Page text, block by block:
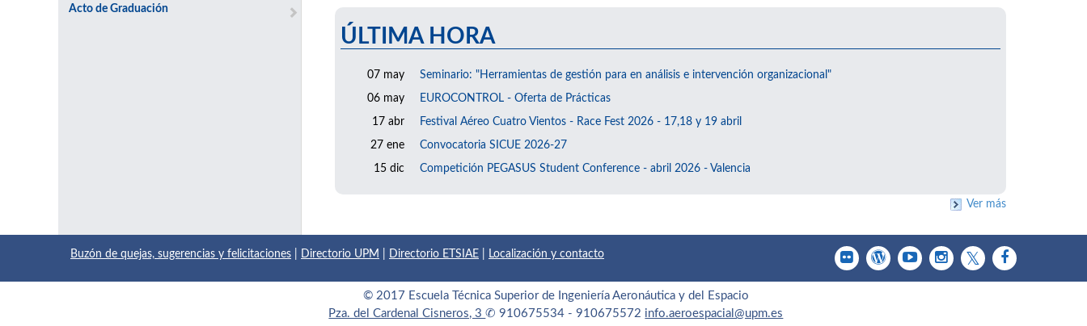
Acto de Graduación
ÚLTIMA HORA
07 may Seminario: "Herramientas de gestión para en análisis e intervención organizacional"
06 may EUROCONTROL - Oferta de Prácticas
17 abr Festival Aéreo Cuatro Vientos - Race Fest 2026 - 17,18 y 19 abril
27 ene Convocatoria SICUE 2026-27
15 dic Competición PEGASUS Student Conference - abril 2026 - Valencia
Ver más
Buzón de quejas, sugerencias y felicitaciones Directorio UPM Directorio ETSIAE Localización y contacto
© 2017 Escuela Técnica Superior de Ingeniería Aeronáutica y del Espacio
Pza. del Cardenal Cisneros, 3✆ 910675534 - 910675572 info.aeroespacial@upm.es